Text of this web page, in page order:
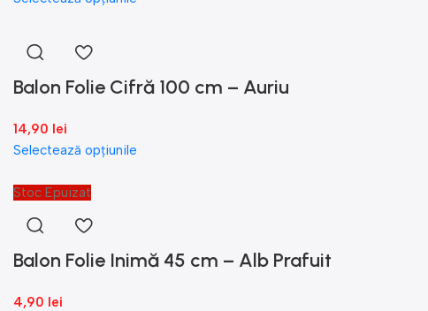
Balon Folie Cifră 100 cm – Auriu
14,90 lei
Selectează opțiunile
Stoc Epuizat
Balon Folie Inimă 45 cm – Alb Prafuit
4,90 lei